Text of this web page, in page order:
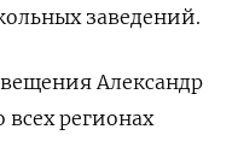
заведений.
Александр
регионах